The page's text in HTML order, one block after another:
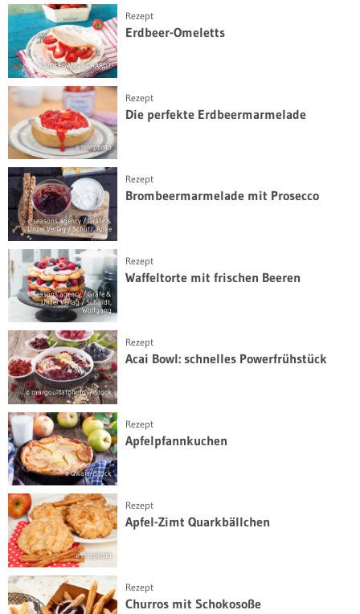
© WOLFGANG SCHARDT
Rezept
Erdbeer-Omeletts
© intophoto
Rezept
Die perfekte Erdbeermarmelade
© seasons.agency / Gräfe &
Unzer Verlag / Schütz, Anke
Rezept
Brombeermarmelade mit Prosecco
© seasons.agency / Gräfe &
Unzer Verlag / Schardt,
Wolfgang
Rezept
Waffeltorte mit frischen Beeren
© margouillatphotos/iStock
Rezept
Acai Bowl: schnelles Powerfrühstück
© Qwart/iStock
Rezept
Apfelpfannkuchen
© intophoto
Rezept
Apfel-Zimt Quarkbällchen
Rezept
Churros mit Schokosoße